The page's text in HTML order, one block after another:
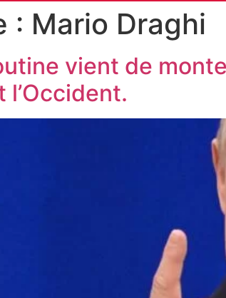
: Mario Draghi
vient de
l’Occident.